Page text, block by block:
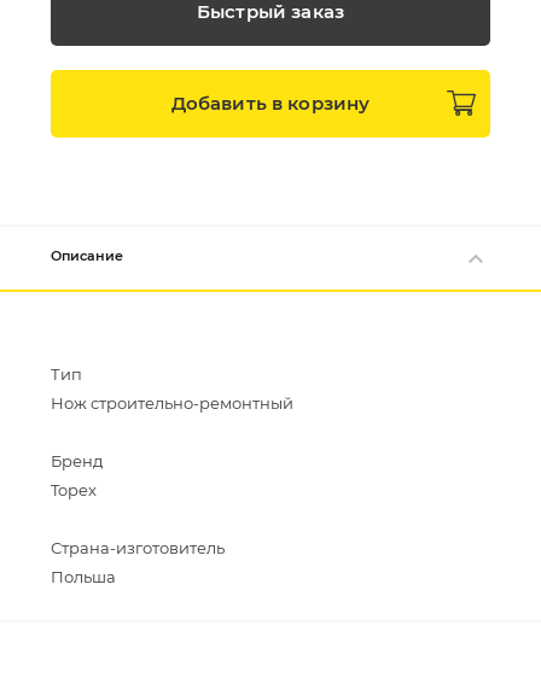
Быстрый заказ
Добавить в корзину
Описание
Тип
Нож строительно-ремонтный
Бренд
Topex
Страна-изготовитель